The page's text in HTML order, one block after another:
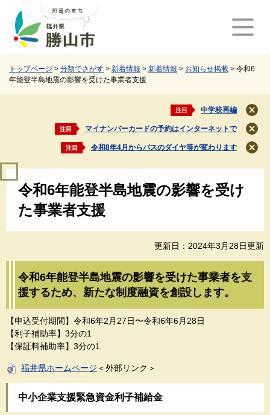
トップページ > 分類でさがす > 新着情報 > 新着情報 > お知らせ掲載 > 令和6
年能登半島地震の影響を受けた事業者支援
注目 中学校再編
閉
じ
る
注目 マイナンバーカードの予約はインターネットで
閉
じ
る
注目 令和8年4月からバスのダイヤ等が変わります
閉
令和6年能登半島地震の影響を受け
た事業者支援
更新日：2024年3月28日更新
令和6年能登半島地震の影響を受けた事業者を支
援するため、新たな制度融資を創設します。
【申込受付期間】令和6年2月27日〜令和6年6月28日
【利子補助率】3分の1
【保証料補助率】3分の1
福井県ホームページ ＜外部リンク＞
中小企業支援緊急資金利子補給金